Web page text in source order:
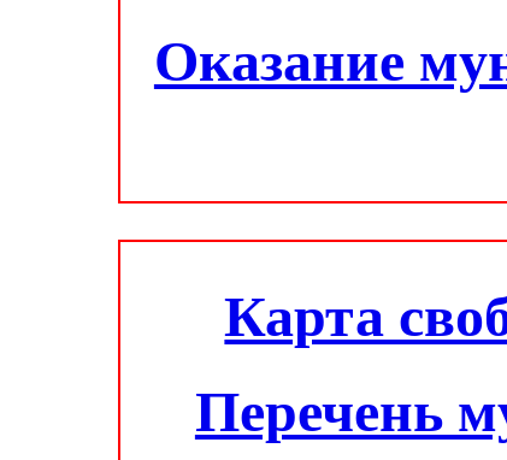
Оказание
Карта
Перечень